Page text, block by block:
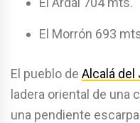
El Morrón 693
El pueblo de Alcalá del
ladera oriental de una
una pendiente